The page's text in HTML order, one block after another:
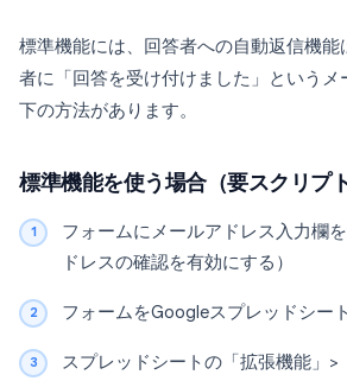
標準機能には、回答者への自動返信機能
者に「回答を受け付けました」というメ
下の方法があります。
標準機能を使う場合（要スクリプト
フォームにメールアドレス入力欄
ドレスの確認を有効にする）
フォームをGoogleスプレッドシー
スプレッドシートの「拡張機能」